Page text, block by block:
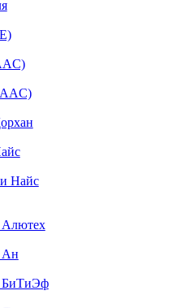
Найс
Алютех
Ан
БиТиЭф